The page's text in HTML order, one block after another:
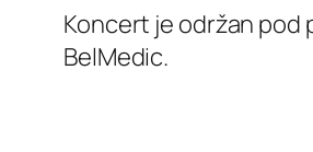
Koncert je održan pod
BelMedic.